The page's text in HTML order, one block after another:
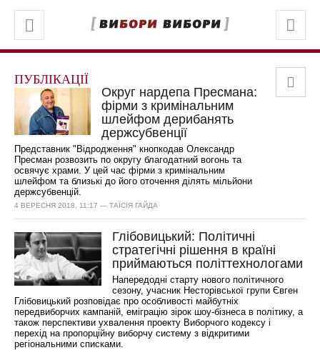
ПУБЛІКАЦІЇ
Округ нардепа Пресмана:
фірми з кримінальним
шлейфом дерибанять
держсубвенції
Представник "Відродження" кнопкодав Олександр
Пресман розвозить по округу благодатний вогонь та
освячує храми. У цей час фірми з кримінальним
шлейфом та близькі до його оточення ділять мільйони
держсубвенцій.
4 ВЕРЕСНЯ 2018, 11:17 — ТАЇСІЯ ГАЙДА
Глібовицький: Політичні
стратегічні рішення в країні
приймаються політтехнологами
Напередодні старту нового політичного
сезону, учасник Несторівської групи Євген
Глібовицький розповідає про особливості майбутніх
передвиборчих кампаній, еміграцію зірок шоу-бізнеса в політику, а
також перспективи ухвалення проекту Виборчого кодексу і
перехід на пропорційну виборчу систему з відкритими
регіональними списками.